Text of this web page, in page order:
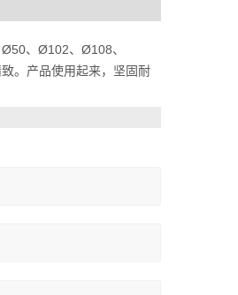
、Ø102、Ø108、
。产品使用起来，坚固耐